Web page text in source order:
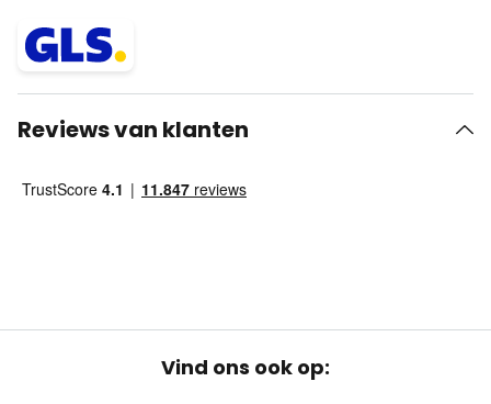
Reviews van klanten
Vind ons ook op: